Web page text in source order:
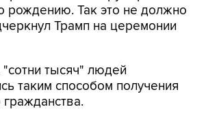
рождению. Так это не должно
Трамп на церемонии
тысяч" людей
таким способом получения